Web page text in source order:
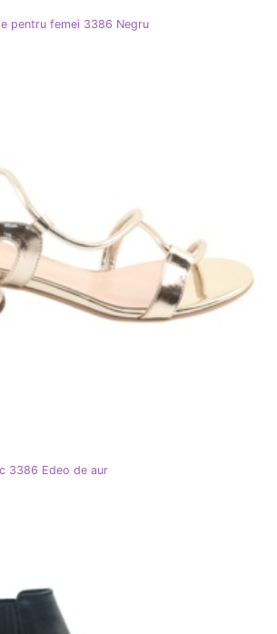
pentru femei 3386 Negru
3386 Edeo de aur